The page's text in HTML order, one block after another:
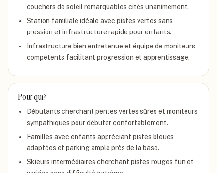
couchers de soleil remarquables cités unanimement.
Station familiale idéale avec pistes vertes sans
pression et infrastructure rapide pour enfants.
Infrastructure bien entretenue et équipe de moniteurs
compétents facilitant progression et apprentissage.
Pour qui ?
Débutants cherchant pentes vertes sûres et moniteurs
sympathiques pour débuter confortablement.
Familles avec enfants appréciant pistes bleues
adaptées et parking ample près de la base.
Skieurs intermédiaires cherchant pistes rouges fun et